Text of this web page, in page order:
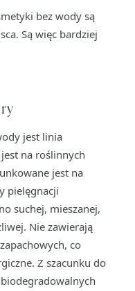
bez wody są
Są więc bardziej
jest linia
na roślinnych
jest na
pielęgnacji
suchej, mieszanej,
Nie zawierają
co
Z szacunku do